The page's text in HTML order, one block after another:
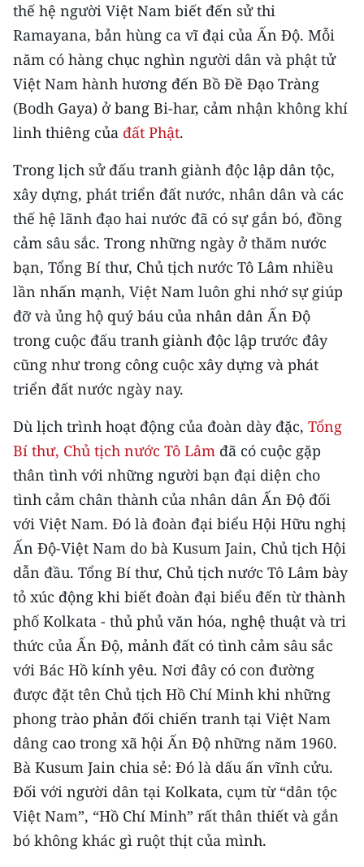
MEDIA CENTER
E-Magazine
Video
Media Chính trị
Media Kinh tế
Media Văn hóa
Media Xã hội
Media Pháp luật
Media Du lịch
Media Thế giới
Media Thể thao
Media Y tế
Media Khoa học - Công nghệ
Media Môi trường
Ảnh
Infographic
TIN MỚI
Trung du và miền núi phía Bắc
Đồng bằng sông Hồng
Bắc Trung Bộ
Duyên hải Nam Trung Bộ và Tây
Nguyên
thế hệ người Việt Nam biết đến sử thi
Ramayana, bản hùng ca vĩ đại của Ấn Độ. Mỗi
năm có hàng chục nghìn người dân và phật tử
Việt Nam hành hương đến Bồ Đề Đạo Tràng
(Bodh Gaya) ở bang Bi-har, cảm nhận không khí
linh thiêng của đất Phật.
Trong lịch sử đấu tranh giành độc lập dân tộc,
xây dựng, phát triển đất nước, nhân dân và các
thế hệ lãnh đạo hai nước đã có sự gắn bó, đồng
cảm sâu sắc. Trong những ngày ở thăm nước
bạn, Tổng Bí thư, Chủ tịch nước Tô Lâm nhiều
lần nhấn mạnh, Việt Nam luôn ghi nhớ sự giúp
đỡ và ủng hộ quý báu của nhân dân Ấn Độ
trong cuộc đấu tranh giành độc lập trước đây
cũng như trong công cuộc xây dựng và phát
triển đất nước ngày nay.
Dù lịch trình hoạt động của đoàn dày đặc, Tổng
Bí thư, Chủ tịch nước Tô Lâm đã có cuộc gặp
thân tình với những người bạn đại diện cho
tình cảm chân thành của nhân dân Ấn Độ đối
với Việt Nam. Đó là đoàn đại biểu Hội Hữu nghị
Ấn Độ-Việt Nam do bà Kusum Jain, Chủ tịch Hội
dẫn đầu. Tổng Bí thư, Chủ tịch nước Tô Lâm bày
tỏ xúc động khi biết đoàn đại biểu đến từ thành
phố Kolkata - thủ phủ văn hóa, nghệ thuật và tri
thức của Ấn Độ, mảnh đất có tình cảm sâu sắc
với Bác Hồ kính yêu. Nơi đây có con đường
được đặt tên Chủ tịch Hồ Chí Minh khi những
phong trào phản đối chiến tranh tại Việt Nam
dâng cao trong xã hội Ấn Độ những năm 1960.
Bà Kusum Jain chia sẻ: Đó là dấu ấn vĩnh cửu.
Đối với người dân tại Kolkata, cụm từ “dân tộc
Việt Nam”, “Hồ Chí Minh” rất thân thiết và gắn
bó không khác gì ruột thịt của mình.